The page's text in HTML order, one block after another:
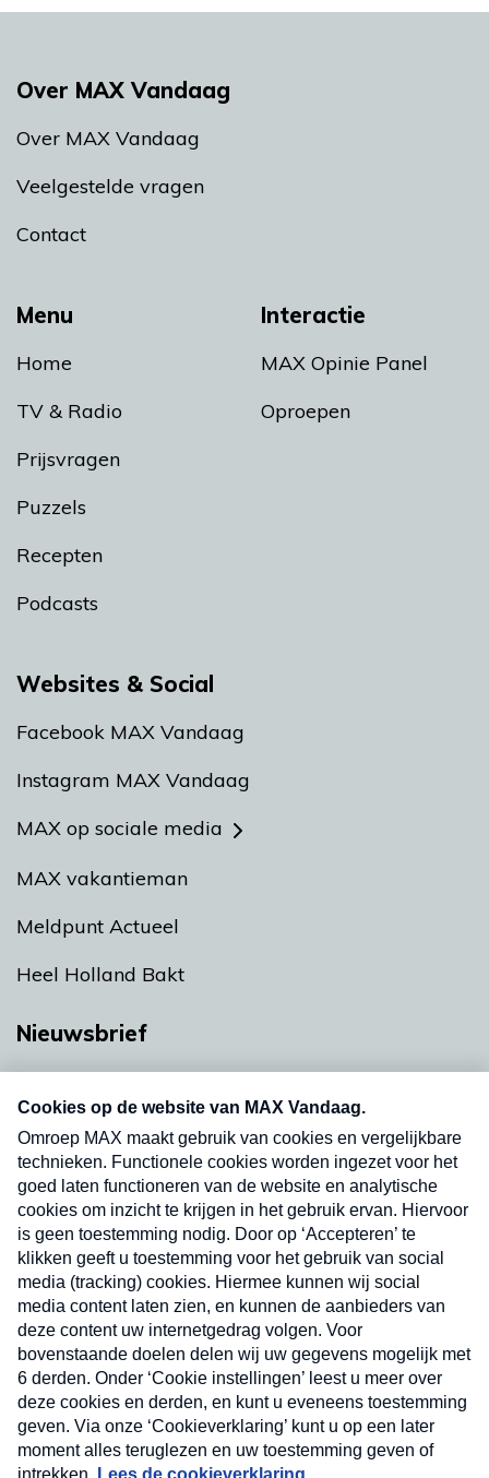
Menu
Home
TV & Radio
Prijsvragen
Puzzels
Recepten
Podcasts
Interactie
MAX Opinie Panel
Oproepen
Over MAX Vandaag
Over MAX Vandaag
Veelgestelde vragen
Contact
Websites & Social
Facebook MAX Vandaag
Instagram MAX Vandaag
MAX op sociale media
MAX vakantieman
Meldpunt Actueel
Heel Holland Bakt
Nieuwsbrief
Neem hier een gratis abonnement op onze
nieuwsbrief. Elke vrijdag- en dinsdagochtend in
uw mailbox.
Verzend
Nieuwsbrief
Neem hier een gratis abonnement op onze
nieuwsbrief. Elke vrijdag- en dinsdagochtend in uw